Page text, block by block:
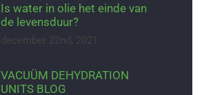
Is water in olie het einde van
de levensduur?
december 22nd, 2021
VACUÜM DEHYDRATION
UNITS BLOG